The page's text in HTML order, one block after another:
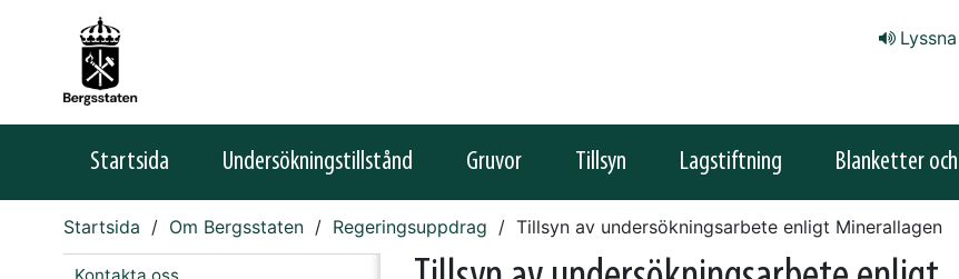
Lyssna
Startsida Undersökningstillstånd Gruvor Tillsyn Lagstiftning Blanketter
Startsida Om Bergsstaten Regeringsuppdrag Tillsyn av undersökningsarbete enligt Minerallagen